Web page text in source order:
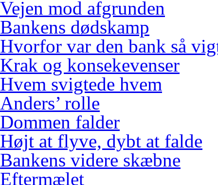
Vejen mod afgrunden
Bankens dødskamp
Hvorfor var den bank så
Krak og konsekevenser
Hvem svigtede hvem
Anders’ rolle
Dommen falder
Højt at flyve, dybt at falde
Bankens videre skæbne
Eftermælet